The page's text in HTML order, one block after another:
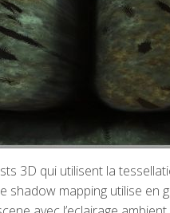
3D qui utilisent la
shadow mapping utilise en